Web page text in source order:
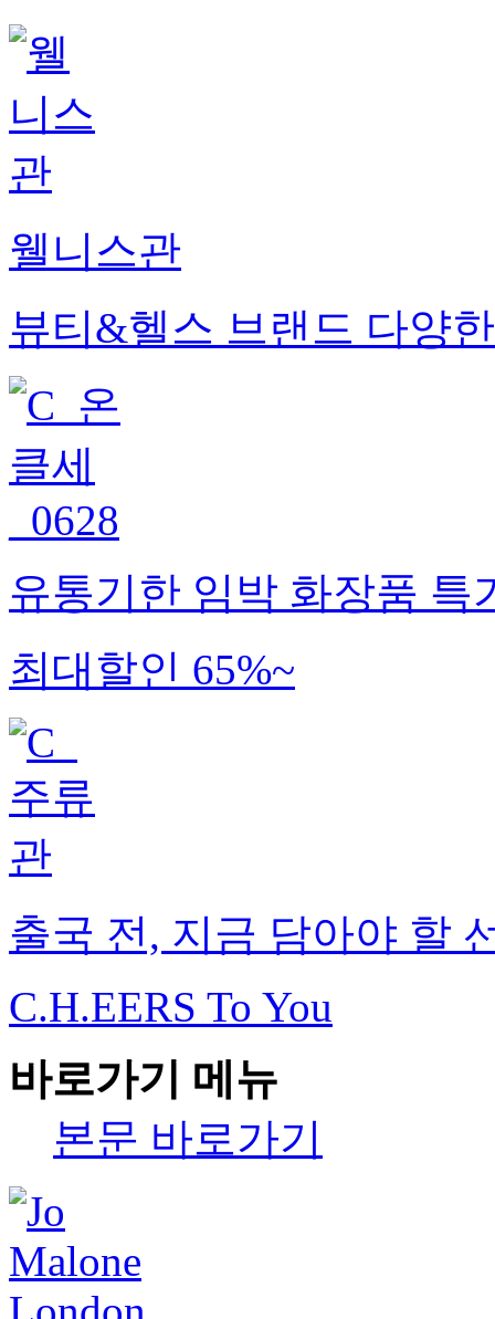
웰니스관
뷰티&헬스 브랜드 다양
유통기한 임박 화장품 특
최대할인 65%~
출국 전, 지금 담아야 할
C.H.EERS To You
바로가기 메뉴
본문 바로가기